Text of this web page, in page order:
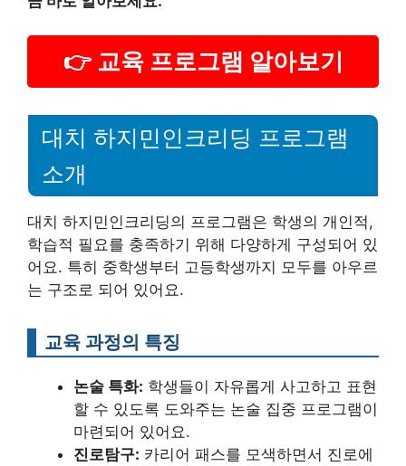
👉 교육 프로그램 알아보기
대치 하지민인크리딩 프로그램
소개
대치 하지민인크리딩의 프로그램은 학생의 개인적,
학습적 필요를 충족하기 위해 다양하게 구성되어 있
어요. 특히 중학생부터 고등학생까지 모두를 아우르
는 구조로 되어 있어요. ⠀
교육 과정의 특징
논술 특화: 학생들이 자유롭게 사고하고 표현
할 수 있도록 도와주는 논술 집중 프로그램이
마련되어 있어요.
진로탐구: 카리어 패스를 모색하면서 진로에